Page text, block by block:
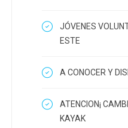
JÓVENES
ESTE
A CONOCER Y
ATENCION¡
KAYAK